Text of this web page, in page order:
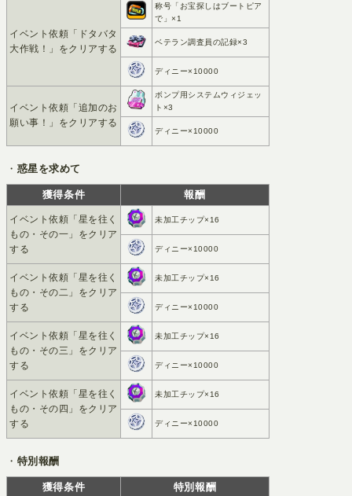
イベント依頼「ドタバタ
大作戦！」をクリアする
称号「お宝探しはブートピア
で」×1
ベテラン調査員の記録×3
ディニー×10000
イベント依頼「追加のお
願い事！」をクリアする
ボンプ用システムウィジェッ
ト×3
ディニー×10000
・ 惑星を求めて
獲得条件 報酬
イベント依頼「星を往く
もの・その一」をクリア
する
未加工チップ×16
ディニー×10000
イベント依頼「星を往く
もの・その二」をクリア
する
未加工チップ×16
ディニー×10000
イベント依頼「星を往く
もの・その三」をクリア
する
未加工チップ×16
ディニー×10000
イベント依頼「星を往く
もの・その四」をクリア
する
未加工チップ×16
ディニー×10000
・ 特別報酬
獲得条件 特別報酬